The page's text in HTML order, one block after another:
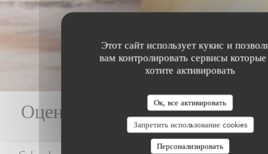
Этот сайт использует кукис и
вам контролировать сервисы
хотите активировать
Ок, все активировать
Запретить использование cookies
Персонализировать
Оценки наших посетителей